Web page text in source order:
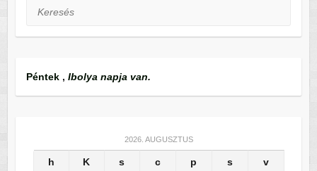
Keresés
Péntek , Ibolya napja van.
2026. AUGUSZTUS
h K s c p s v